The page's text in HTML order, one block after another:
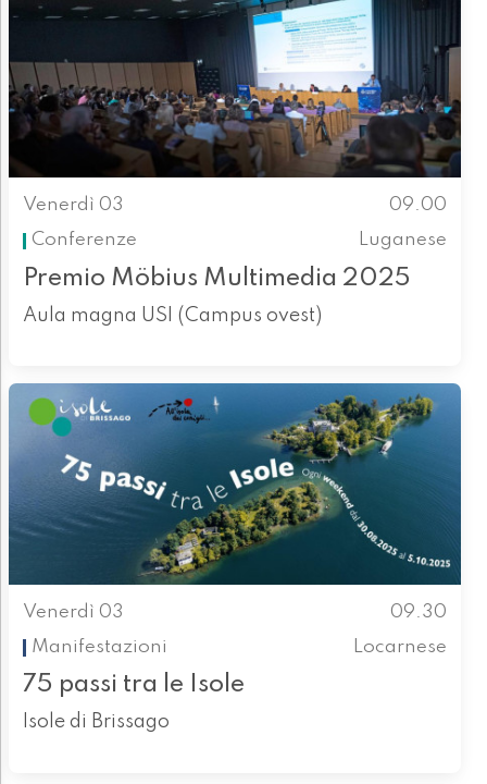
Venerdì 03
09.00
Conferenze
Luganese
Premio Möbius Multimedia 2025
Aula magna USI (Campus ovest)
Venerdì 03
09.30
Manifestazioni
Locarnese
75 passi tra le Isole
Isole di Brissago